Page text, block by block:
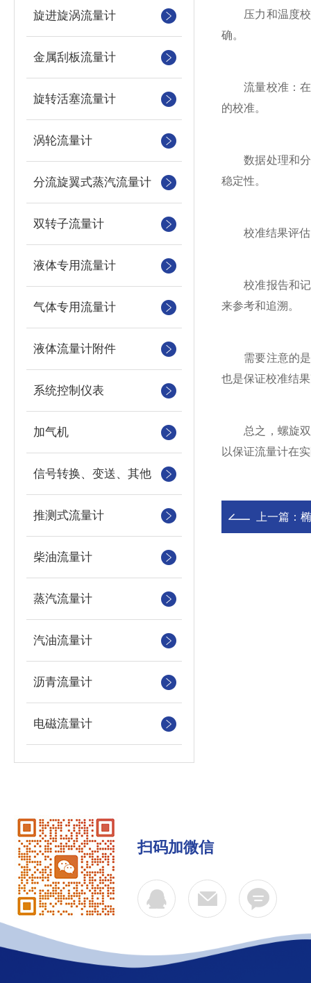
旋进旋涡流量计
金属刮板流量计
旋转活塞流量计
涡轮流量计
分流旋翼式蒸汽流量计
双转子流量计
液体专用流量计
气体专用流量计
液体流量计附件
系统控制仪表
加气机
信号转换、变送、其他
推测式流量计
柴油流量计
蒸汽流量计
汽油流量计
沥青流量计
电磁流量计
压力和温度校
确。
流量校准：在
的校准。
数据处理和分
稳定性。
校准结果评估：
校准报告和记
来参考和追溯。
需要注意的是
也是保证校准结
总之，螺旋双
以保证流量计在
上一篇：
扫码加微信